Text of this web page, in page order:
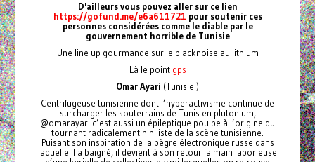
D'ailleurs vous pouvez aller sur ce lien
https://gofund.me/e6a611721 pour soutenir ces
personnes considérées comme le diable par le
gouvernement horrible de Tunisie
Une line up gourmande sur le blacknoise au lithium
Là le pointgps
Omar Ayari (Tunisie )
Centrifugeuse tunisienne dont l’hyperactivisme continue de
surcharger les souterrains de Tunis en plutonium,
@omarayari c’est aussi un épileptique poulpe à l’origine du
tournant radicalement nihiliste de la scène tunisienne.
Puisant son inspiration de la pègre électronique russe dans
laquelle il a baigné, il devient à son retour la main laborieuse